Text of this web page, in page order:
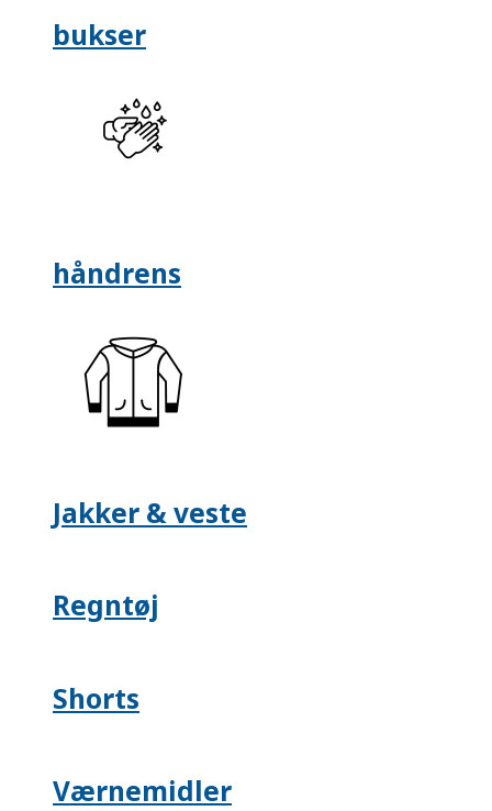
bukser
håndrens
Jakker & veste
Regntøj
Shorts
Værnemidler